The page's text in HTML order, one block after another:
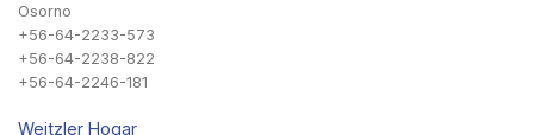
Osorno
+56-64-2233-573
+56-64-2238-822
+56-64-2246-181
Weitzler Hogar